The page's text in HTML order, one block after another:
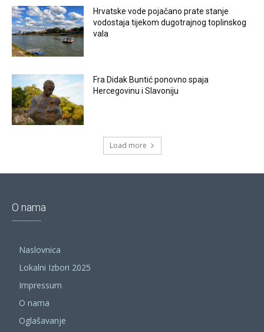
Hrvatske vode pojačano prate stanje
vodostaja tijekom dugotrajnog toplinskog
vala
Fra Didak Buntić ponovno spaja
Hercegovinu i Slavoniju
Load more
O nama
Naslovnica
Lokalni Izbori 2025
Impressum
O nama
Oglašavanje